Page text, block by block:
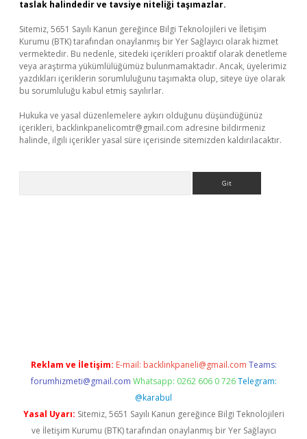
taslak halindedir ve tavsiye niteliği taşımazlar.
Sitemiz, 5651 Sayılı Kanun gereğince Bilgi Teknolojileri ve İletişim
Kurumu (BTK) tarafından onaylanmış bir Yer Sağlayıcı olarak hizmet
vermektedir. Bu nedenle, sitedeki içerikleri proaktif olarak denetleme
veya araştırma yükümlülüğümüz bulunmamaktadır. Ancak, üyelerimiz
yazdıkları içeriklerin sorumluluğunu taşımakta olup, siteye üye olarak
bu sorumluluğu kabul etmiş sayılırlar.
Hukuka ve yasal düzenlemelere aykırı olduğunu düşündüğünüz
içerikleri, backlinkpanelicomtr@gmail.com adresine bildirmeniz
halinde, ilgili içerikler yasal süre içerisinde sitemizden kaldırılacaktır.
Reklam ve İletişim: E-mail: backlinkpaneli@gmail.com Teams:
forumhizmeti@gmail.com Whatsapp: 0262 606 0 726 Telegram:
@karabul
Yasal Uyarı: Sitemiz, 5651 Sayılı Kanun gereğince Bilgi Teknolojileri
ve İletişim Kurumu (BTK) tarafından onaylanmış bir Yer Sağlayıcı